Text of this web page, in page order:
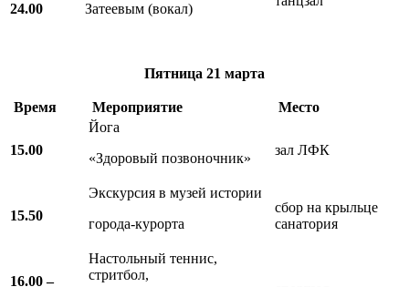
24.00
Затеевым (вокал)
Пятница 21 марта
Время Мероприятие Место
15.00
Йога
«Здоровый позвоночник»
зал ЛФК
15.50
Экскурсия в музей истории
города-курорта
сбор на крыльце
санатория
16.00 –
Настольный теннис,
стритбол,